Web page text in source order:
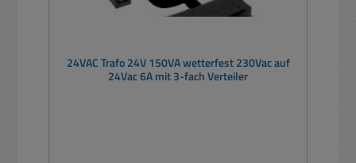
24VAC Trafo 24V 150VA wetterfest 230Vac auf
24Vac 6A mit 3-fach Verteiler